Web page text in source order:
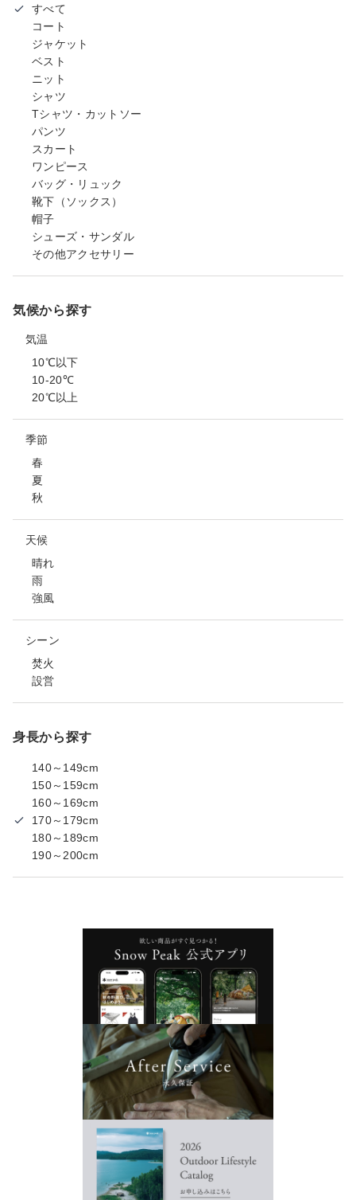
すべて
コート
ジャケット
ベスト
ニット
シャツ
Tシャツ・カットソー
パンツ
スカート
ワンピース
バッグ・リュック
靴下（ソックス）
帽子
シューズ・サンダル
その他アクセサリー
気候から探す
気温
10℃以下
10-20℃
20℃以上
季節
春
夏
秋
天候
晴れ
雨
強風
シーン
焚火
設営
身長から探す
140～149cm
150～159cm
160～169cm
170～179cm
180～189cm
190～200cm